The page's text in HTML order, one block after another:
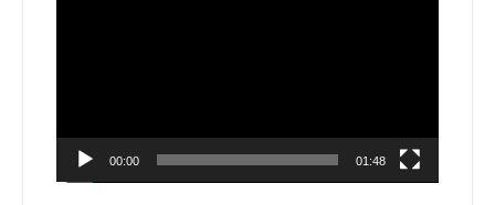
00:00 01:48